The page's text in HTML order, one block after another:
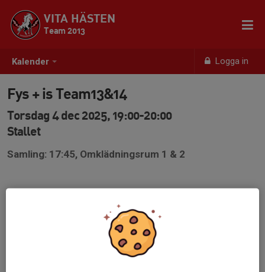
Kalender Logga in
VITA HÄSTEN
Team 2013
Fys + is Team13&14
Torsdag 4 dec 2025, 19:00-20:00
Stallet
Samling: 17:45, Omklädningsrum 1 & 2